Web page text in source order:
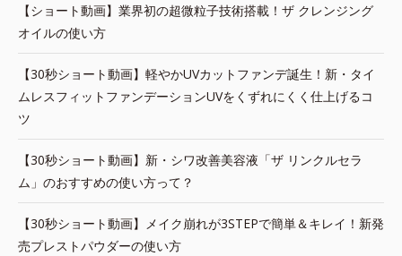
【ショート動画】業界初の超微粒子技術搭載！ザ クレンジング
オイルの使い方
【30秒ショート動画】軽やかUVカットファンデ誕生！新・タイ
ムレスフィットファンデーションUVをくずれにくく仕上げるコ
ツ
【30秒ショート動画】新・シワ改善美容液「ザ リンクルセラ
ム」のおすすめの使い方って？
【30秒ショート動画】メイク崩れが3STEPで簡単＆キレイ！新発
売プレストパウダーの使い方